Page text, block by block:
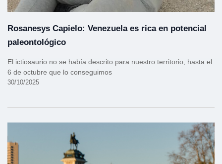
Rosanesys Capielo: Venezuela es rica en potencial
paleontológico
El ictiosaurio no se había descrito para nuestro territorio, hasta el
6 de octubre que lo conseguimos
30/10/2025